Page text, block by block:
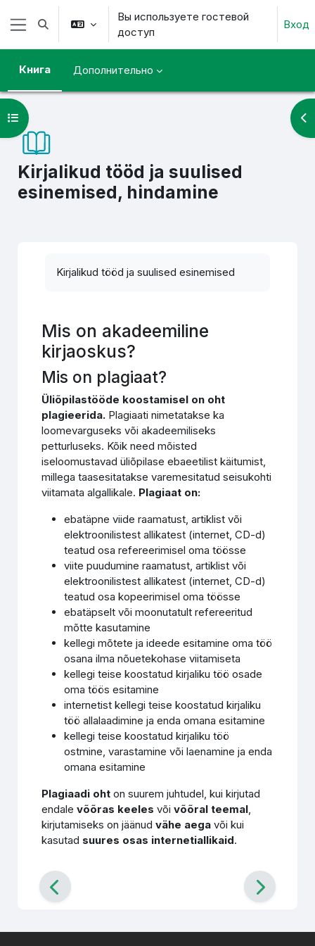
Перейти к основному содержанию
Боковая панель
Изменить данные поисковой строки
Вы используете гостевой
доступ
Вход
Книга Дополнительно
Kirjalikud tööd ja suulised
esinemised, hindamine
Открыть оглавление курса
Kirjalikud tööd ja suulised esinemised
Mis on akadeemiline
kirjaoskus?
Mis on plagiaat?
Üliõpilastööde koostamisel on oht
plagieerida. Plagiaati nimetatakse ka
loomevarguseks või akadeemiliseks
petturluseks. Kõik need mõisted
iseloomustavad üliõpilase ebaeetilist käitumist,
millega taasesitatakse varemesitatud seisukohti
viitamata algallikale. Plagiaat on:
ebatäpne viide raamatust, artiklist või
elektroonilistest allikatest (internet, CD-d)
teatud osa refereerimisel oma töösse
viite puudumine raamatust, artiklist või
elektroonilistest allikatest (internet, CD-d)
teatud osa kopeerimisel oma töösse
ebatäpselt või moonutatult refereeritud
mõtte kasutamine
kellegi mõtete ja ideede esitamine oma töö
osana ilma nõuetekohase viitamiseta
kellegi teise koostatud kirjaliku töö osade
oma töös esitamine
internetist kellegi teise koostatud kirjaliku
töö allalaadimine ja enda omana esitamine
kellegi teise koostatud kirjaliku töö
ostmine, varastamine või laenamine ja enda
omana esitamine
Plagiaadi oht on suurem juhtudel, kui kirjutad
endalevõõras keeles võivõõral teemal,
kirjutamiseks on jäänudvähe aega või kui
kasutad suures osas internetiallikaid.